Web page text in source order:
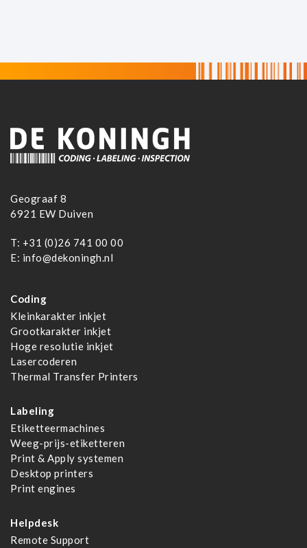
Geograaf 8
6921 EW Duiven
T: +31 (0)26 741 00 00
E: info@dekoningh.nl
Coding
Kleinkarakter inkjet
Grootkarakter inkjet
Hoge resolutie inkjet
Lasercoderen
Thermal Transfer Printers
Labeling
Etiketteermachines
Weeg-prijs-etiketteren
Print & Apply systemen
Desktop printers
Print engines
Helpdesk
Remote Support